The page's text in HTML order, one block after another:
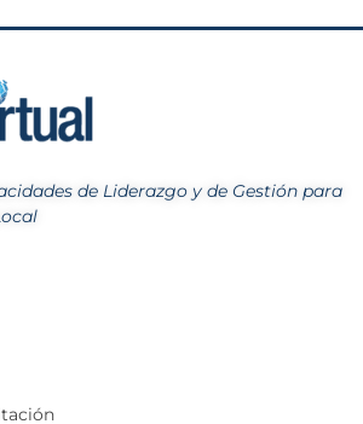
de Liderazgo y de Gestión para